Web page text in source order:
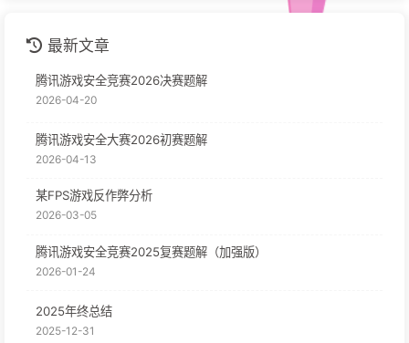
最新文章
腾讯游戏安全竞赛2026决赛题解
2026-04-20
腾讯游戏安全大赛2026初赛题解
2026-04-13
某FPS游戏反作弊分析
2026-03-05
腾讯游戏安全竞赛2025复赛题解（加强版）
2026-01-24
2025年终总结
2025-12-31